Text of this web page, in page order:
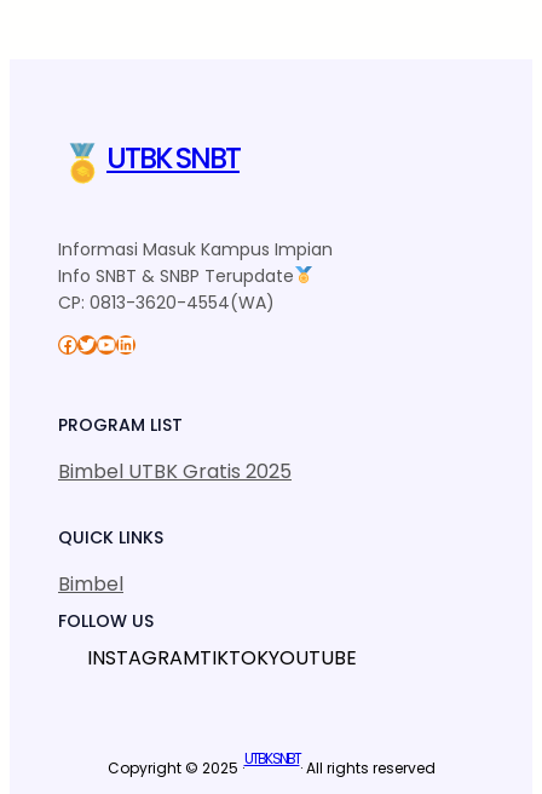
UTBK SNBT
Informasi Masuk Kampus Impian
Info SNBT & SNBP Terupdate
CP: 0813-3620-4554(WA)
Facebook Twitter YouTube LinkedIn
PROGRAM LIST
Bimbel UTBK Gratis 2025
QUICK LINKS
Bimbel
FOLLOW US
INSTAGRAMTIKTOKYOUTUBE
Copyright © 2025 ·UTBK SNBT· All rights reserved